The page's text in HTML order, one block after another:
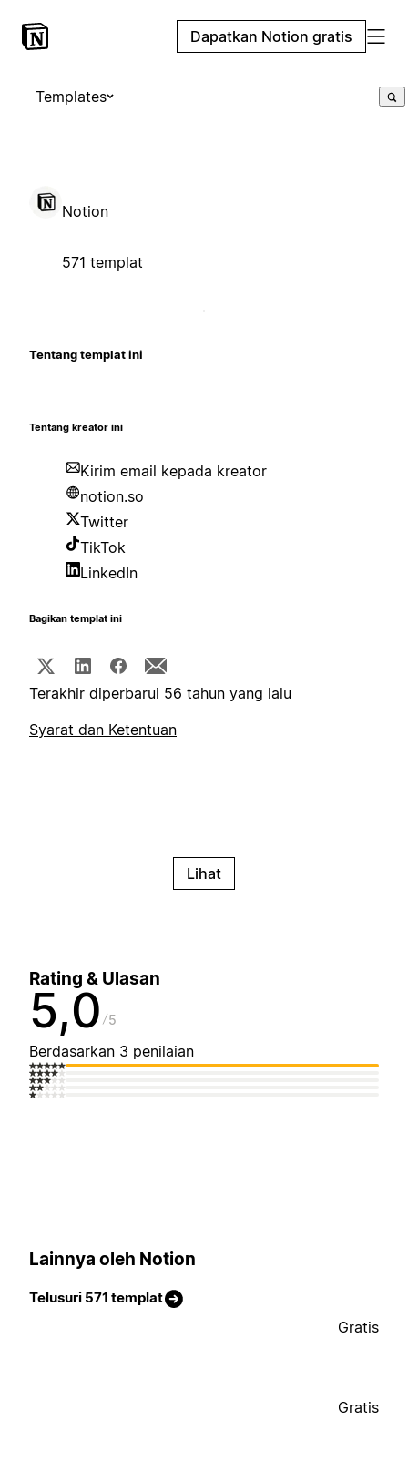
Dapatkan Notion gratis
Templates
Notion
571 templat
Tentang templat ini
Tentang kreator ini
Kirim email kepada kreator
notion.so
Twitter
TikTok
LinkedIn
Bagikan templat ini
Terakhir diperbarui 56 tahun yang lalu
Syarat dan Ketentuan
Lihat
Rating & Ulasan
5,0 5
Berdasarkan 3 penilaian
Lainnya oleh Notion
Telusuri 571 templat
Gratis
Gratis